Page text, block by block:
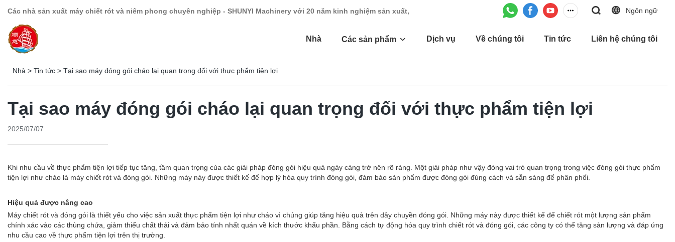
Các nhà sản xuất máy chiết rót và niêm phong chuyên nghiệp - SHUNYI Machinery với 20 năm kinh nghiệm sản xuất, Ngôn ngữ
Nhà Các sản phẩm Dịch vụ Về chúng tôi Tin tức Liên hệ chúng tôi
Nhà > Tin tức > Tại sao máy đóng gói cháo lại quan trọng đối với thực phẩm tiện lợi
Tại sao máy đóng gói cháo lại quan trọng đối với thực phẩm tiện lợi
2025/07/07
Khi nhu cầu về thực phẩm tiện lợi tiếp tục tăng, tầm quan trọng của các giải pháp đóng gói hiệu quả ngày càng trở nên rõ ràng. Một giải pháp như vậy đóng vai trò quan trọng trong việc đóng gói thực phẩm
tiện lợi như cháo là máy chiết rót và đóng gói. Những máy này được thiết kế để hợp lý hóa quy trình đóng gói, đảm bảo sản phẩm được đóng gói đúng cách và sẵn sàng để phân phối.
Hiệu quả được nâng cao
Máy chiết rót và đóng gói là thiết yếu cho việc sản xuất thực phẩm tiện lợi như cháo vì chúng giúp tăng hiệu quả trên dây chuyền đóng gói. Những máy này được thiết kế để chiết rót một lượng sản phẩm
chính xác vào các thùng chứa, giảm thiểu chất thải và đảm bảo tính nhất quán về kích thước khẩu phần. Bằng cách tự động hóa quy trình chiết rót và đóng gói, các công ty có thể tăng sản lượng và đáp ứng
nhu cầu cao về thực phẩm tiện lợi trên thị trường.